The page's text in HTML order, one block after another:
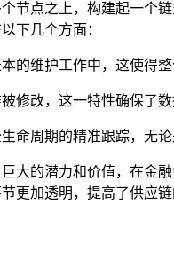
节点之上，构建起一
下几个方面：
的维护工作中，这使得
修改，这一特性确保了
命周期的精准跟踪，无
大的潜力和价值，在
更加透明，提高了供应链